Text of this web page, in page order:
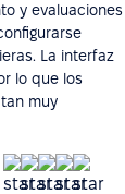
y evaluaciones
La interfaz
lo que los
muy